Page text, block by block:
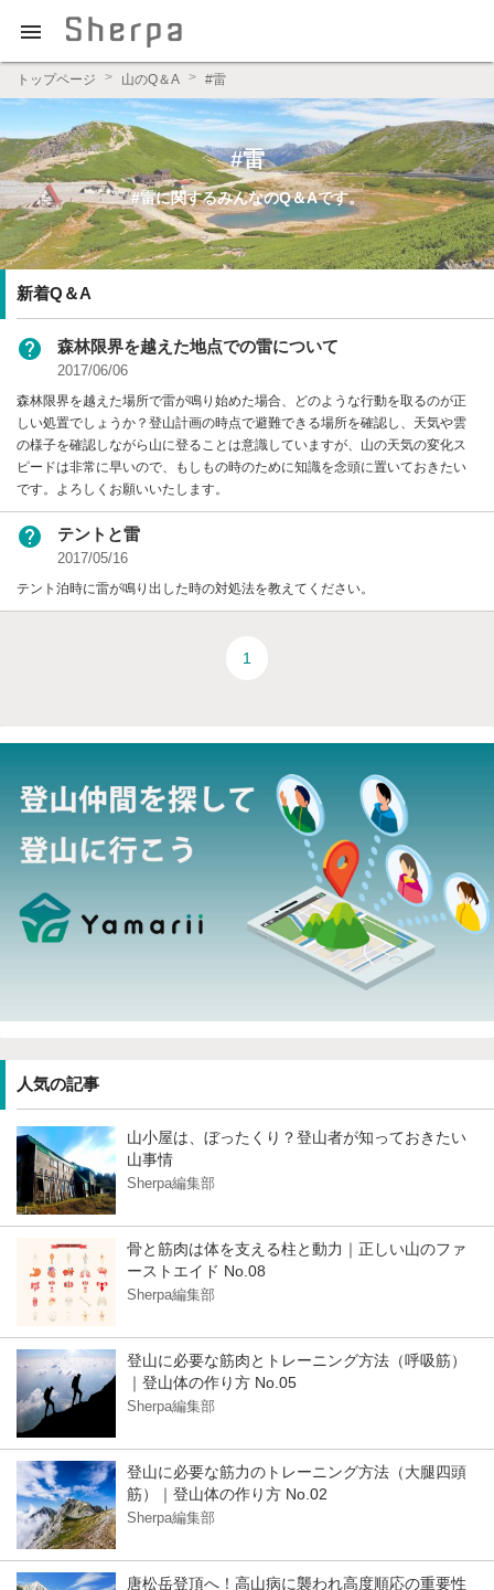

プロの登山ガイドによる登山学習QAサイト【Sherpajp（シェ
ルパジェイピー）】
トップページ 山のQ＆A #雷
#雷
#雷に関するみんなのQ＆Aです。
新着Q＆A
help 森林限界を越えた地点での雷について
2017/06/06
森林限界を越えた場所で雷が鳴り始めた場合、どのような行動を取るのが正
しい処置でしょうか？登山計画の時点で避難できる場所を確認し、天気や雲
の様子を確認しながら山に登ることは意識していますが、山の天気の変化ス
ピードは非常に早いので、もしもの時のために知識を念頭に置いておきたい
です。よろしくお願いいたします。
help テントと雷
2017/05/16
テント泊時に雷が鳴り出した時の対処法を教えてください。
1
人気の記事
山小屋は、ぼったくり？登山者が知っておきたい
山事情
Sherpa編集部
骨と筋肉は体を支える柱と動力｜正しい山のファ
ーストエイド No.08
Sherpa編集部
登山に必要な筋肉とトレーニング方法（呼吸筋）
｜登山体の作り方 No.05
Sherpa編集部
登山に必要な筋力のトレーニング方法（大腿四頭
筋）｜登山体の作り方 No.02
Sherpa編集部
唐松岳登頂へ！高山病に襲われ高度順応の重要性